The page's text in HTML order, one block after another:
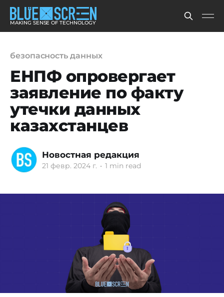
MAKING SENSE OF TECHNOLOGY
безопасность данных
ЕНПФ опровергает
заявление по факту
утечки данных
казахстанцев
Новостная редакция
21 февр. 2024 г. • 1 min read